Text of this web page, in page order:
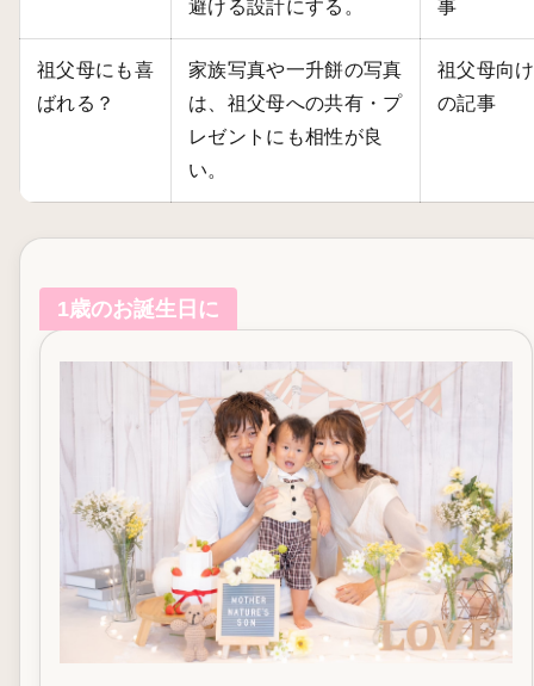
避ける設計にする。
事
祖父母にも喜
ばれる？
家族写真や一升餅の写真
は、祖父母への共有・プ
レゼントにも相性が良
い。
祖父母向け
の記事
1歳のお誕生日に